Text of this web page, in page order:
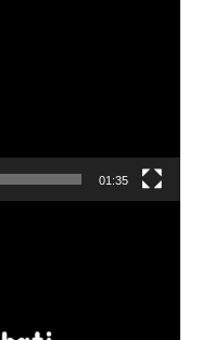
01:35